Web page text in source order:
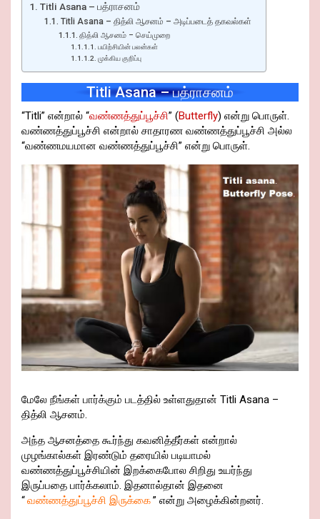
Titli Asana – பத்ராசனம்
Titli Asana – தித்லி ஆசனம் – அடிப்படைத் தகவல்கள்
தித்லி ஆசனம் – செய்முறை
பயிற்சியின் பலன்கள்
முக்கிய குறிப்பு
Titli Asana – பத்ராசனம்
“Titli” என்றால் “வண்ணத்துப்பூச்சி” (Butterfly) என்று பொருள்.
வண்ணத்துப்பூச்சி என்றால் சாதாரண வண்ணத்துப்பூச்சி அல்ல
“வண்ணமயமான வண்ணத்துப்பூச்சி” என்று பொருள்.
மேலே நீங்கள் பார்க்கும் படத்தில் உள்ளதுதான் Titli Asana –
தித்லி ஆசனம்.
அந்த ஆசனத்தை கூர்ந்து கவனித்தீர்கள் என்றால்
முழங்கால்கள் இரண்டும் தரையில் படியாமல்
வண்ணத்துப்பூச்சியின் இறக்கைபோல சிறிது உயர்ந்து
இருப்பதை பார்க்கலாம். இதனால்தான் இதனை
“வண்ணத்துப்பூச்சி இருக்கை” என்று அழைக்கின்றனர்.